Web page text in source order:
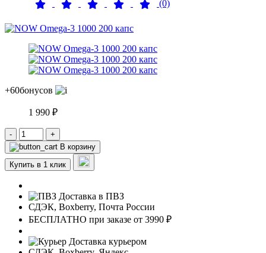
(0)
+60бонусов
1 990 ₽
-
+
В корзину
Купить в 1 клик
Доставка в ПВЗ
СДЭК, Boxberry, Почта России
БЕСПЛАТНО при заказе от 3990 ₽
Доставка курьером